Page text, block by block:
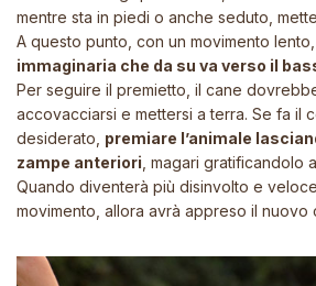
mentre sta in piedi o anche seduto,
A questo punto, con un movimento lento,
immaginaria che da su va verso il
Per seguire il premietto, il cane
accovacciarsi e mettersi a terra. Se fa il
desiderato, premiare l’animale
zampe anteriori , magari gratificandolo
Quando diventerà più disinvolto e
movimento, allora avrà appreso il nuovo